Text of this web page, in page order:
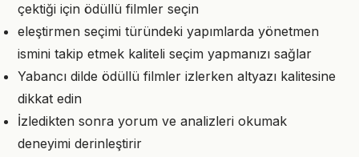
çektiği için ödüllü filmler seçin
eleştirmen seçimi türündeki yapımlarda yönetmen
ismini takip etmek kaliteli seçim yapmanızı sağlar
Yabancı dilde ödüllü filmler izlerken altyazı kalitesine
dikkat edin
İzledikten sonra yorum ve analizleri okumak
deneyimi derinleştirir